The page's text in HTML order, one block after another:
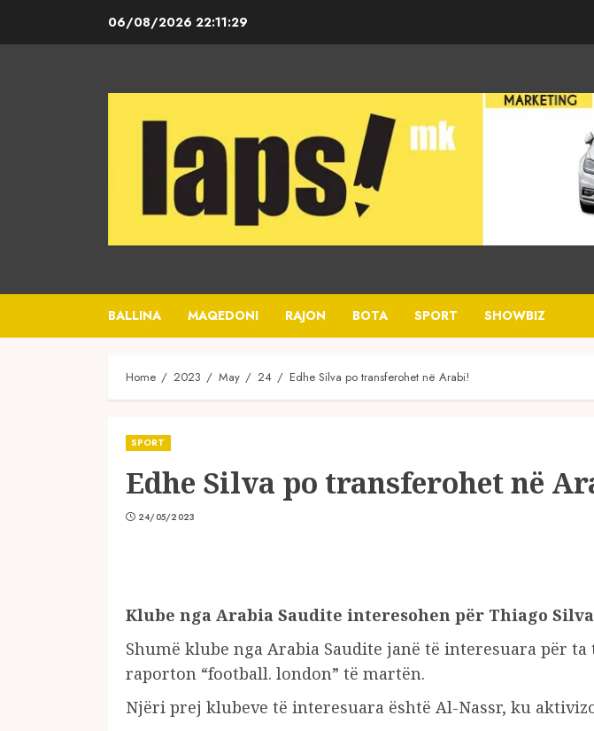
06/08/2026 22:11:30
BALLINA MAQEDONI RAJON BOTA SPORT SHOWBIZ
Home 2023 May 24 Edhe Silva po transferohet në Arabi!
SPORT
Edhe Silva po transferohet në
24/05/2023
Klube nga Arabia Saudite interesohen për Thiago
Shumë klube nga Arabia Saudite janë të interesuara për
raporton “football. london” të martën.
Njëri prej klubeve të interesuara është Al-Nassr, ku